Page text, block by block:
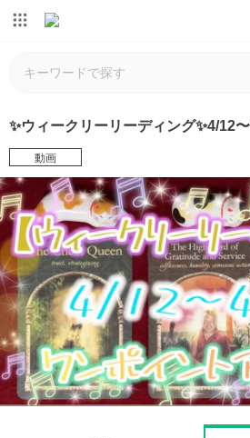
✨ウィークリーリーディング✨4/12
動画